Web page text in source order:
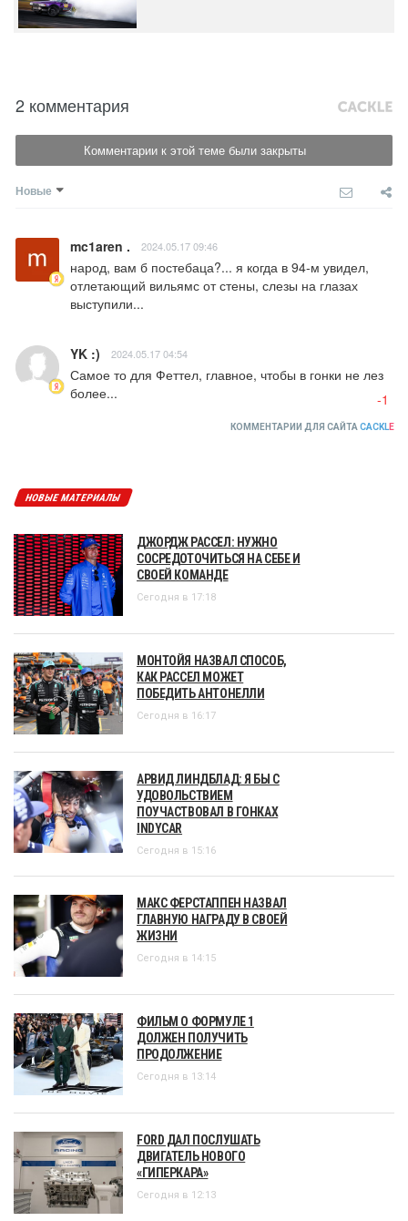
2 комментария
Комментарии к этой теме были закрыты
Новые
mc1aren . 2024.05.17 09:46
народ, вам б постебаца?... я когда в 94-м увидел,
отлетающий вильямс от стены, слезы на глазах
выступили...
YK :) 2024.05.17 04:54
Самое то для Феттел, главное, чтобы в гонки не лез
более...
-1
КОММЕНТАРИИ ДЛЯ САЙТА CACKLE
НОВЫЕ МАТЕРИАЛЫ
ДЖОРДЖ РАССЕЛ: НУЖНО
СОСРЕДОТОЧИТЬСЯ НА СЕБЕ И
СВОЕЙ КОМАНДЕ
Сегодня в 17:18
МОНТОЙЯ НАЗВАЛ СПОСОБ,
КАК РАССЕЛ МОЖЕТ
ПОБЕДИТЬ АНТОНЕЛЛИ
Сегодня в 16:17
АРВИД ЛИНДБЛАД: Я БЫ С
УДОВОЛЬСТВИЕМ
ПОУЧАСТВОВАЛ В ГОНКАХ
INDYCAR
Сегодня в 15:16
МАКС ФЕРСТАППЕН НАЗВАЛ
ГЛАВНУЮ НАГРАДУ В СВОЕЙ
ЖИЗНИ
Сегодня в 14:15
ФИЛЬМ О ФОРМУЛЕ 1
ДОЛЖЕН ПОЛУЧИТЬ
ПРОДОЛЖЕНИЕ
Сегодня в 13:14
FORD ДАЛ ПОСЛУШАТЬ
ДВИГАТЕЛЬ НОВОГО
«ГИПЕРКАРА»
Сегодня в 12:13